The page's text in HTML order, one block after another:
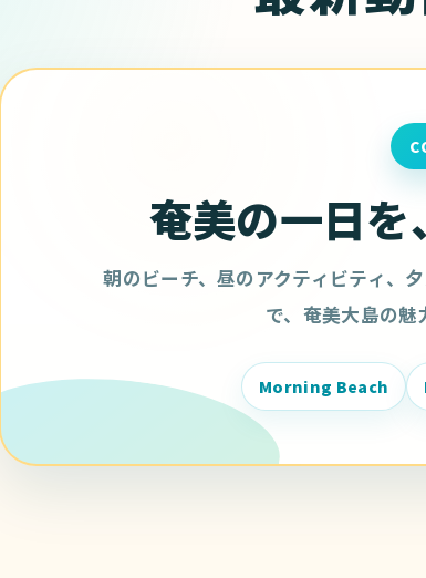
奄美の一日を
朝のビーチ、昼のアクティビティ、
で、奄美大島の魅
Morning Beach